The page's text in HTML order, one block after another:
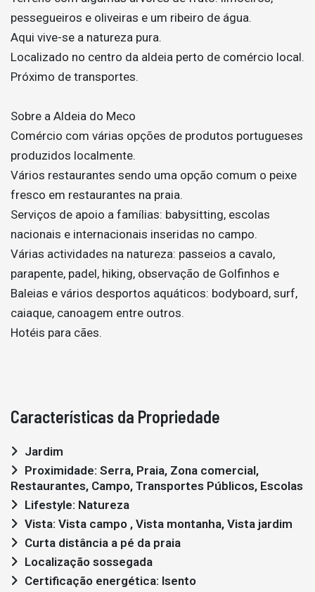
pessegueiros e oliveiras e um ribeiro de água.
Aqui vive-se a natureza pura.
Localizado no centro da aldeia perto de comércio local.
Próximo de transportes.
Sobre a Aldeia do Meco
Comércio com várias opções de produtos portugueses
produzidos localmente.
Vários restaurantes sendo uma opção comum o peixe
fresco em restaurantes na praia.
Serviços de apoio a famílias: babysitting, escolas
nacionais e internacionais inseridas no campo.
Várias actividades na natureza: passeios a cavalo,
parapente, padel, hiking, observação de Golfinhos e
Baleias e vários desportos aquáticos: bodyboard, surf,
caiaque, canoagem entre outros.
Hotéis para cães.
Características da Propriedade
Jardim
Restaurantes, Campo, Transportes Públicos, Escolas
Lifestyle: Natureza
Vista: Vista campo , Vista montanha, Vista jardim
Curta distância a pé da praia
Localização sossegada
Certificação energética: Isento